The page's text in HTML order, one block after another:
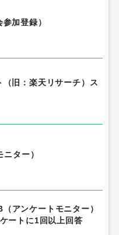
加登録）
（旧：楽天リサーチ）ス
ター）
アンケートモニター）
ートに1回以上回答